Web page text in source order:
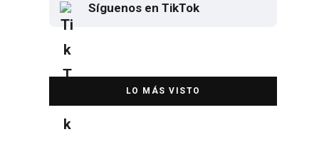
Síguenos en TikTok
DESTACADA
Elton John regresa a CDMX para
despedirse en el Estadio Banorte